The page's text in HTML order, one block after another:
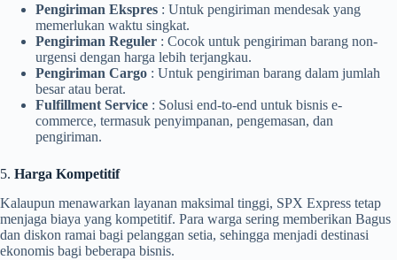
Pengiriman Ekspres : Untuk pengiriman mendesak yang
memerlukan waktu singkat.
Pengiriman Reguler : Cocok untuk pengiriman barang non-
urgensi dengan harga lebih terjangkau.
Pengiriman Cargo : Untuk pengiriman barang dalam jumlah
besar atau berat.
Fulfillment Service : Solusi end-to-end untuk bisnis e-
commerce, termasuk penyimpanan, pengemasan, dan
pengiriman.
5. Harga Kompetitif
Kalaupun menawarkan layanan maksimal tinggi, SPX Express tetap
menjaga biaya yang kompetitif. Para warga sering memberikan Bagus
dan diskon ramai bagi pelanggan setia, sehingga menjadi destinasi
ekonomis bagi beberapa bisnis.